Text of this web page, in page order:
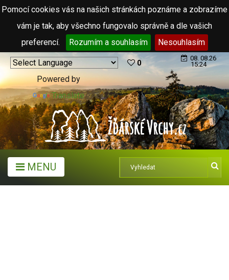
Pomocí cookies vás na našich stránkách poznáme a zobrazíme
vám je tak, aby všechno fungovalo správně a dle vašich
preferencí.
Rozumím a souhlasím Nesouhlasím
Powered by
Translate
0
08. 08.26
15:24
MENU